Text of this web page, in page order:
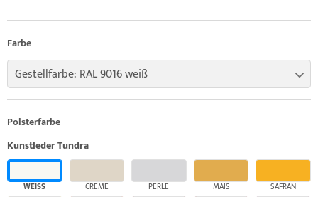
Farbe
Gestellfarbe: RAL 9016 weiß
Polsterfarbe
Kunstleder Tundra
WEISS CREME PERLE MAIS SAFRAN